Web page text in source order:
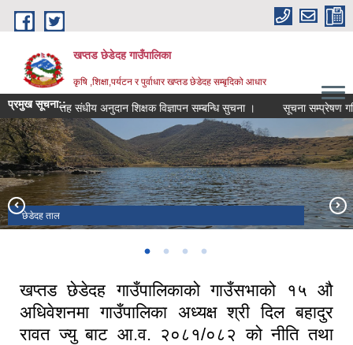
Skip to main content
खप्तड छेडेदह गाउँपालिका
कृषि ,शिक्षा,पर्यटन र पुर्वाधार खप्तड छेडेदह सम्बृदिको आधार
प्रमुख सूचना::
मा.वि. तह संधीय अनुदान शिक्षक विज्ञापन सम्बन्धि सुचना । सूचना सम्प्रेषण गरि
छेडेदह ताल
गाउँपालिका भवन डोगडी
खप्तड त्रिवेणी धाम ।
खप्तड राष्ट्रिय निकुन्ज
खप्तड छेडेदह गाउँपालिकाको गाउँसभाको १५ औ
अधिवेशनमा गाउँपालिका अध्यक्ष श्री दिल बहादुर
रावत ज्यु बाट आ.व. २०८१/०८२ को नीति तथा